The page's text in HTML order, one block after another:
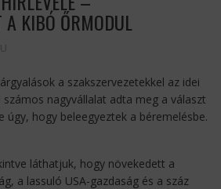
A KIBÓ ŐRMODUL
a szakszervezetekkel az idei
számos nagyvállalat adta meg a választ
úgy, hogy beleegyeztek a béremelésbe.
láthatjuk, hogy növekedett a
a lassuló USA-gazdaság és a száz